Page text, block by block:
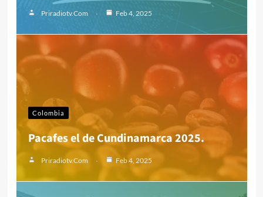
Priradiotv.com Feb 4, 2025
Colombia
Pacafes el de Cundinamarca 2025.
Priradiotv.com Feb 4, 2025